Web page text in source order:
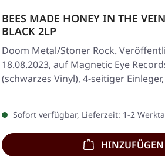
BEES MADE HONEY IN THE
BLACK 2LP
Doom Metal/Stoner Rock.
18.08.2023, auf Magnetic Eye
(schwarzes Vinyl), 4-seitiger
Sofort verfügbar, Lieferzeit: 1-2
HINZUFÜGEN